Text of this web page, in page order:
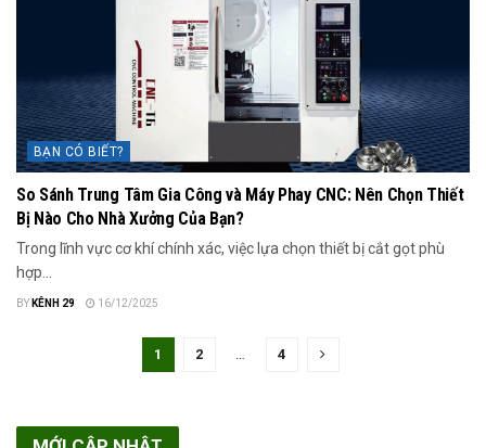
BẠN CÓ BIẾT?
So Sánh Trung Tâm Gia Công và Máy Phay CNC: Nên Chọn Thiết
Bị Nào Cho Nhà Xưởng Của Bạn?
Trong lĩnh vực cơ khí chính xác, việc lựa chọn thiết bị cắt gọt phù
hợp...
BY KÊNH 29 16/12/2025
1 2 4